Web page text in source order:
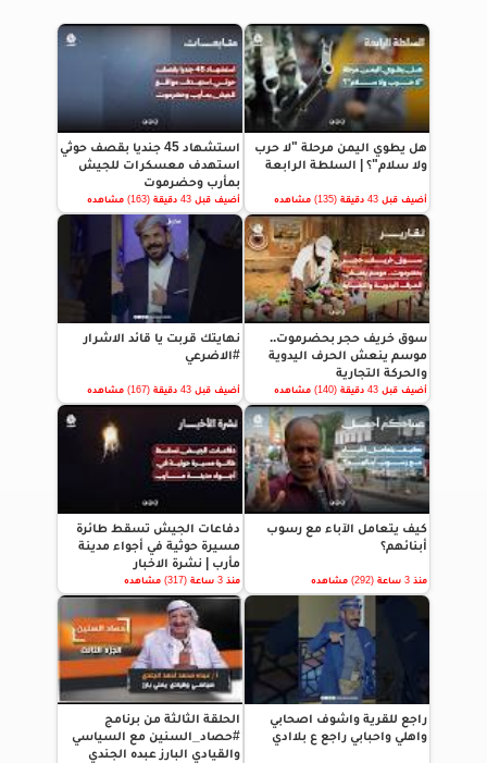
هل يطوي اليمن مرحلة "لا حرب
ولا سلام"؟ | السلطة الرابعة
أضيف قبل 43 دقيقة (135) مشاهده
استشهاد 45 جنديا بقصف حوثي
استهدف معسكرات للجيش
بمأرب وحضرموت
أضيف قبل 43 دقيقة (163) مشاهده
سوق خريف حجر بحضرموت..
موسم ينعش الحرف اليدوية
والحركة التجارية
أضيف قبل 43 دقيقة (140) مشاهده
نهايتك قربت يا قائد الاشرار
#الاضرعي
أضيف قبل 43 دقيقة (167) مشاهده
كيف يتعامل الآباء مع رسوب
أبنائهم؟
منذ 3 ساعة (292) مشاهده
دفاعات الجيش تسقط طائرة
مسيرة حوثية في أجواء مدينة
مأرب | نشرة الاخبار
منذ 3 ساعة (317) مشاهده
راجع للقرية واشوف اصحابي
واهلي واحبابي راجع ع بلاادي
الحلقة الثالثة من برنامج
#حصاد_السنين مع السياسي
والقيادي البارز عبده الجندي